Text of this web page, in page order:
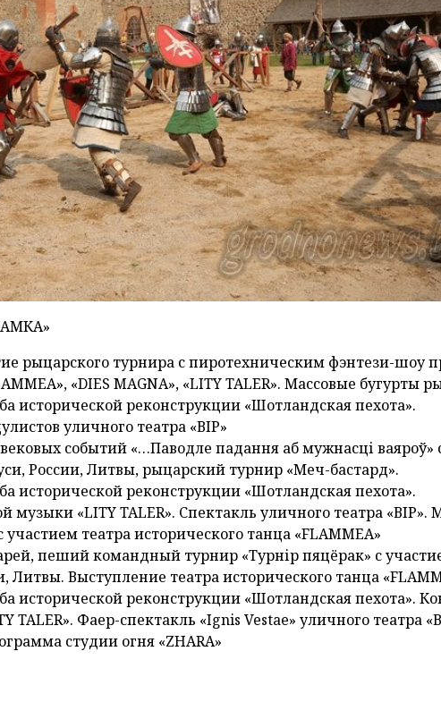
рыцарского турнира с пиротехническим фэнтези-шоу
«DIES MAGNA», «LITY TALER». Массовые бугурты
исторической реконструкции «Шотландская пехота».
уличного театра «ВІР»
событий «…Паводле падання аб мужнасці ваяроў»
России, Литвы, рыцарский турнир «Меч-бастард».
исторической реконструкции «Шотландская пехота».
«LITY TALER». Спектакль уличного театра «ВІР».
театра исторического танца «FLAMMEA»
пеший командный турнир «Турнір пяцёрак» с
Литвы. Выступление театра исторического танца
исторической реконструкции «Шотландская пехота».
Фаер-спектакль «Ignis Vestae» уличного театра
студии огня «ZHARA»